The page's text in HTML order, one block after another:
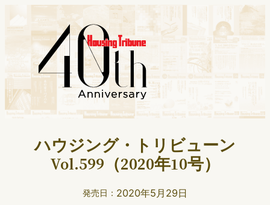
ハウジング・トリビューン
Vol.599（2020年10号）
発売日： 2020年5月29日